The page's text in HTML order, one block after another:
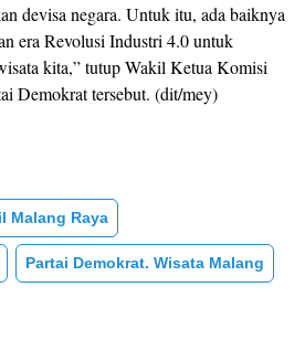
devisa negara. Untuk itu, ada baiknya
era Revolusi Industri 4.0 untuk
kita,” tutup Wakil Ketua Komisi
Demokrat tersebut. (dit/mey)
Malang Raya
Partai Demokrat. Wisata Malang